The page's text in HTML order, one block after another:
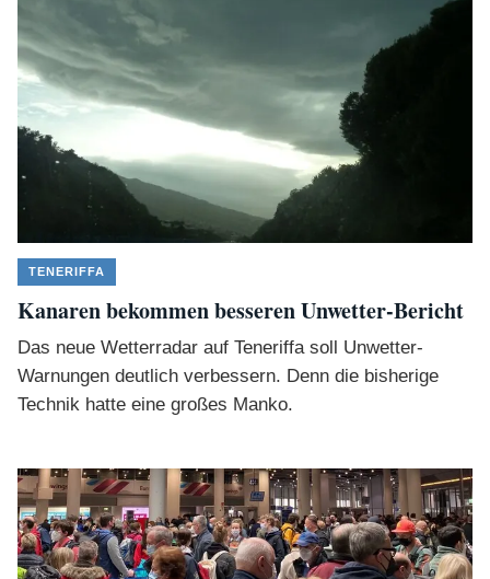
TENERIFFA
Kanaren bekommen besseren Unwetter-Bericht
Das neue Wetterradar auf Teneriffa soll Unwetter-
Warnungen deutlich verbessern. Denn die bisherige
Technik hatte eine großes Manko.